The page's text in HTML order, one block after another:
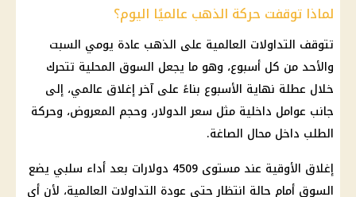
لماذا توقفت حركة الذهب عالميًا اليوم؟
تتوقف التداولات العالمية على الذهب عادة يومي السبت
والأحد من كل أسبوع، وهو ما يجعل السوق المحلية تتحرك
خلال عطلة نهاية الأسبوع بناءً على آخر إغلاق عالمي، إلى
جانب عوامل داخلية مثل سعر الدولار، وحجم المعروض، وحركة
الطلب داخل محال الصاغة.
إغلاق الأوقية عند مستوى 4509 دولارات بعد أداء سلبي يضع
السوق أمام حالة انتظار حتى عودة التداولات العالمية، لأن أي